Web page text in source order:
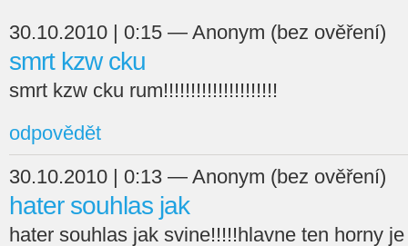
30.10.2010 | 0:15 — Anonym (bez ověření)
smrt kzw cku
smrt kzw cku rum!!!!!!!!!!!!!!!!!!!!!
odpovědět
30.10.2010 | 0:13 — Anonym (bez ověření)
hater souhlas jak
hater souhlas jak svine!!!!!hlavne ten horny